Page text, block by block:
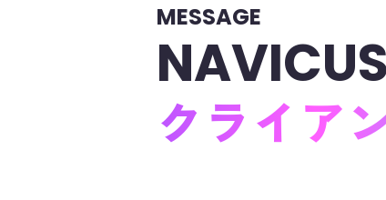
MESSAGE
NAVICUS
クライア